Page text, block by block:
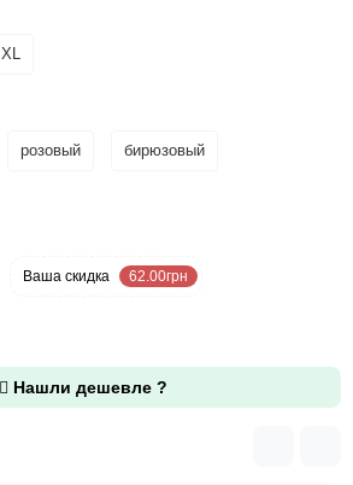
XL
розовый бирюзовый
Ваша cкидка 62.00грн
Нашли дешевле ?